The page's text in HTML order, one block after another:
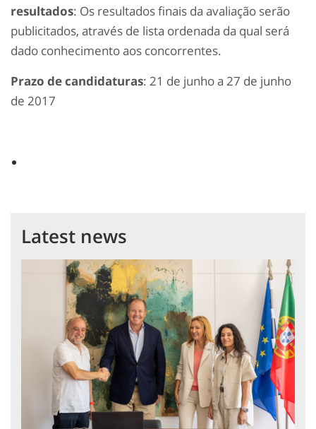
resultados: Os resultados finais da avaliação serão
publicitados, através de lista ordenada da qual será
dado conhecimento aos concorrentes.
Prazo de candidaturas: 21 de junho a 27 de junho
de 2017
Latest news